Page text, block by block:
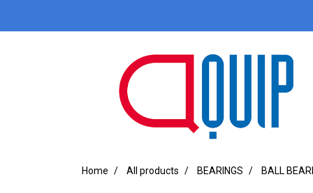
Home All products BEARINGS BALL